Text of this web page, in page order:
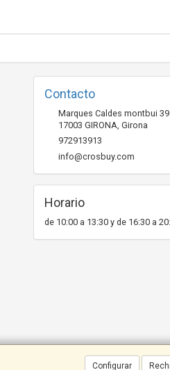
Configurar
Contacto
Marques Caldes montbui
17003 GIRONA, Girona
972913913
info@crosbuy.com
Horario
de 10:00 a 13:30 y de 16:30 a